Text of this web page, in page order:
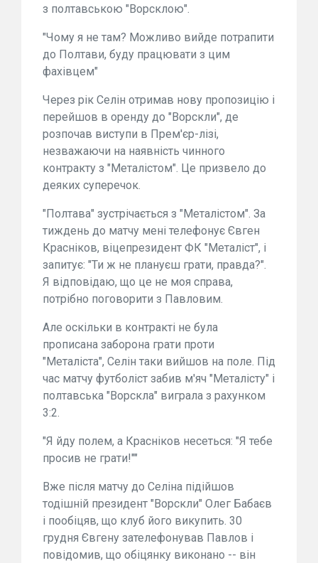
з полтавською "Ворсклою".
"Чому я не там? Можливо вийде потрапити
до Полтави, буду працювати з цим
фахівцем"
Через рік Селін отримав нову пропозицію і
перейшов в оренду до "Ворскли", де
розпочав виступи в Прем'єр-лізі,
незважаючи на наявність чинного
контракту з "Металістом". Це призвело до
деяких суперечок.
"Полтава" зустрічається з "Металістом". За
тиждень до матчу мені телефонує Євген
Красніков, віцепрезидент ФК "Металіст", і
запитує: "Ти ж не плануєш грати, правда?".
Я відповідаю, що це не моя справа,
потрібно поговорити з Павловим.
Але оскільки в контракті не була
прописана заборона грати проти
"Металіста", Селін таки вийшов на поле. Під
час матчу футболіст забив м'яч "Металісту" і
полтавська "Ворскла" виграла з рахунком
3:2.
"Я йду полем, а Красніков несеться: "Я тебе
просив не грати!""
Вже після матчу до Селіна підійшов
тодішній президент "Ворскли" Олег Бабаєв
і пообіцяв, що клуб його викупить. 30
грудня Євгену зателефонував Павлов і
повідомив, що обіцянку виконано -- він